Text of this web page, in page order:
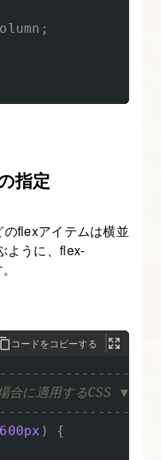
;
指定
flexアイテムは横並
ように、flex-
コードをコピーする
に適用するCSS ▼
600px ) {